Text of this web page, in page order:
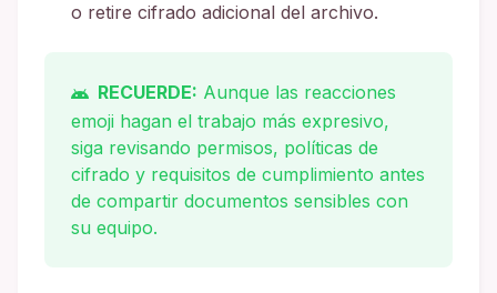
o retire cifrado adicional del archivo.
RECUERDE: Aunque las reacciones
emoji hagan el trabajo más expresivo,
siga revisando permisos, políticas de
cifrado y requisitos de cumplimiento antes
de compartir documentos sensibles con
su equipo.